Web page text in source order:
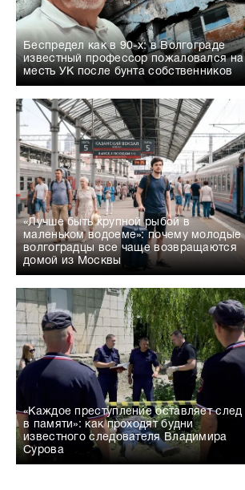
Беспредел как в 90-х: в Волгограде
известный профессор пожаловался на
месть УК после бунта собственников
«Лучше быть крупной рыбой в
маленьком водоеме»: почему молодые
волгоградцы все чаще возвращаются
домой из Москвы
«Каждое преступление оставляет след
в памяти»: как проходят будни
известного следователя Владимира
Сурова